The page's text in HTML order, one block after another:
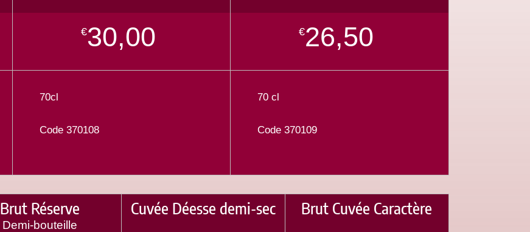
€30,00
70cl
Code 370108
€26,50
70 cl
Code 370109
Brut Réserve
Demi-bouteille
Cuvée Déesse demi-sec Brut Cuvée Caractère